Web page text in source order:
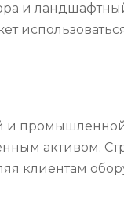
и
и
активом.
клиентам